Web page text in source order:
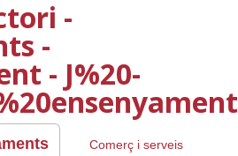
-
-
- J%20-
Comerç i serveis